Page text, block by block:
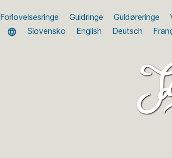
Forlovelsesringe Guldringe Guldøreringe
Slovensko
English Deutsch